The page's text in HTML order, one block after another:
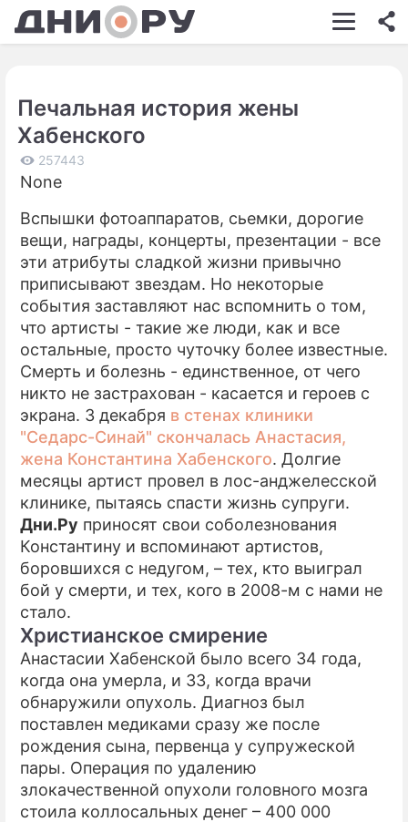
ШОУ-БИЗНЕС
КИНО
ЭКОНОМИКА
ПРОИСШЕСТВИЯ
СОННИК
СТИЛЬ ЖИЗНИ
СЕРИАЛЫ
ПРЕСС-РЕЛИЗЫ
О ПРОЕКТЕ
Печальная история жены
Хабенского
257443
None
Вспышки фотоаппаратов, сьемки, дорогие
вещи, награды, концерты, презентации - все
эти атрибуты сладкой жизни привычно
приписывают звездам. Но некоторые
события заставляют нас вспомнить о том,
что артисты - такие же люди, как и все
остальные, просто чуточку более известные.
Смерть и болезнь - единственное, от чего
никто не застрахован - касается и героев с
экрана. 3 декабря в стенах клиники
"Седарс-Синай" скончалась Анастасия,
жена Константина Хабенского. Долгие
месяцы артист провел в лос-анджелесской
клинике, пытаясь спасти жизнь супруги.
Дни.Ру приносят свои соболезнования
Константину и вспоминают артистов,
боровшихся с недугом, – тех, кто выиграл
бой у смерти, и тех, кого в 2008-м с нами не
стало.
Христианское смирение
Анастасии Хабенской было всего 34 года,
когда она умерла, и 33, когда врачи
обнаружили опухоль. Диагноз был
поставлен медиками сразу же после
рождения сына, первенца у супружеской
пары. Операция по удалению
злокачественной опухоли головного мозга
стоила коллосальных денег – 400 000